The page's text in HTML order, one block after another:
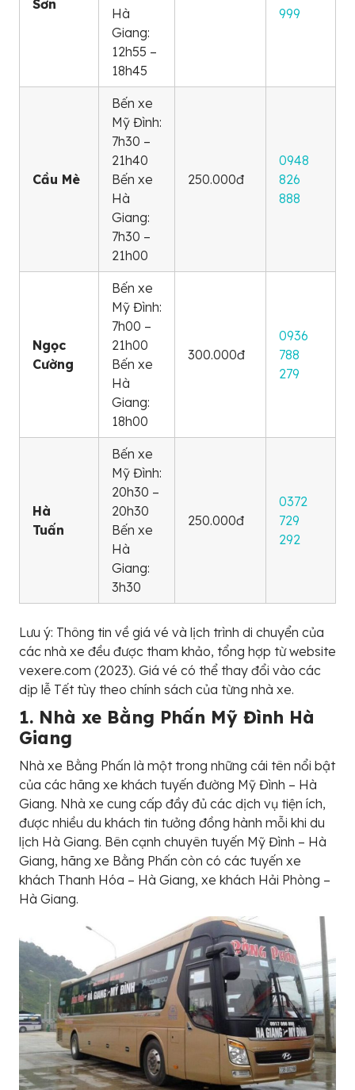
Sơn
Hà
Giang:
12h55 –
18h45
999
Cầu Mè
Bến xe
Mỹ Đình:
7h30 –
21h40
Bến xe
Hà
Giang:
7h30 –
21h00
250.000đ
0948
826
888
Ngọc
Cường
Bến xe
Mỹ Đình:
7h00 –
21h00
Bến xe
Hà
Giang:
18h00
300.000đ
0936
788
279
Hà
Tuấn
Bến xe
Mỹ Đình:
20h30 –
20h30
Bến xe
Hà
Giang:
3h30
250.000đ
0372
729
292
Lưu ý: Thông tin về giá vé và lịch trình di chuyển của
các nhà xe đều được tham khảo, tổng hợp từ website
vexere.com (2023). Giá vé có thể thay đổi vào các
dịp lễ Tết tùy theo chính sách của từng nhà xe.
1. Nhà xe Bằng Phấn Mỹ Đình Hà
Giang
Nhà xe Bằng Phấn là một trong những cái tên nổi bật
của các hãng xe khách tuyến đường Mỹ Đình – Hà
Giang. Nhà xe cung cấp đầy đủ các dịch vụ tiện ích,
được nhiều du khách tin tưởng đồng hành mỗi khi du
lịch Hà Giang. Bên cạnh chuyên tuyến Mỹ Đình – Hà
Giang, hãng xe Bằng Phấn còn có các tuyến xe
khách Thanh Hóa – Hà Giang, xe khách Hải Phòng –
Hà Giang.